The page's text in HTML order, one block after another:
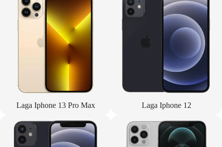
Laga Iphone 13 Pro Max Laga Iphone 12